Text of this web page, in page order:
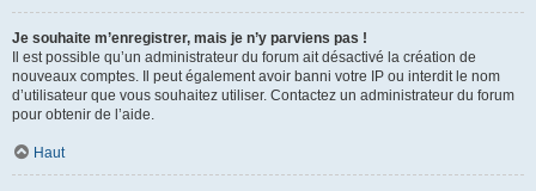
Je souhaite m’enregistrer, mais je n’y parviens pas !
Il est possible qu’un administrateur du forum ait désactivé la création de
nouveaux comptes. Il peut également avoir banni votre IP ou interdit le nom
d’utilisateur que vous souhaitez utiliser. Contactez un administrateur du forum
pour obtenir de l’aide.
Haut